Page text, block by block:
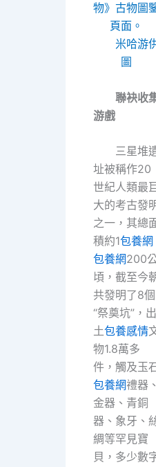
物》古物圖
頁面。
米哈游
圖
聯袂收
游戲
三星堆
址被稱作20
世紀人類最
大的考古發
之一，其總
積約1包養網
包養網200
頃，截至今
共發明了8個
“祭奠坑”，出
土包養感情
物1.8萬多
件，觸及玉
包養網禮器、
金器、青銅
器、象牙、
綢等罕見寶
貝，多少數